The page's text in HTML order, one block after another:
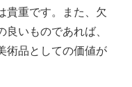
貴重です。また、欠
いものであれば、
術品としての価値が